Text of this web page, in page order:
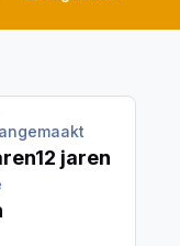
12 jaren